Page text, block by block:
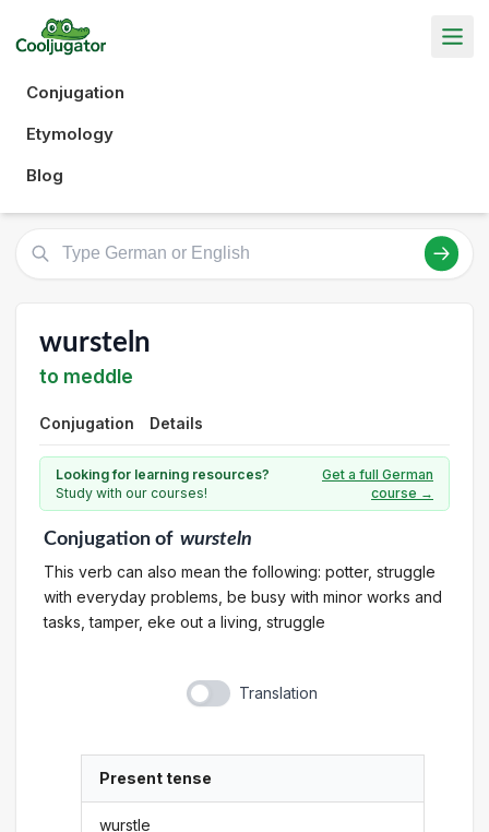
Conjugation
Etymology
Blog
wursteln
to meddle
Conjugation Details
Looking for learning resources?
Study with our courses!
Get a full German
course →
Conjugationof wursteln
This verb can also mean the following: potter, struggle
with everyday problems, be busy with minor works and
tasks, tamper, eke out a living, struggle
Translation
Present tense
wurstle